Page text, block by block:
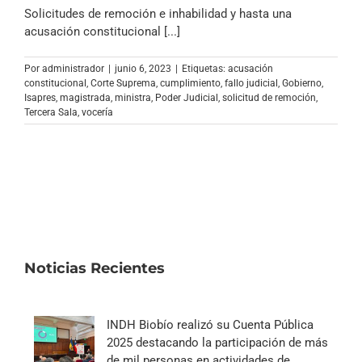
Archivo Sonoro
Solicitudes de remoción e inhabilidad y hasta una
acusación constitucional [...]
Por administrador | junio 6, 2023 | Etiquetas: acusación
constitucional Corte Suprema cumplimiento fallo judicial Gobierno
Isapres magistrada ministra Poder Judicial solicitud de remoción
Tercera Sala vocería
Noticias Recientes
INDH Biobío realizó su Cuenta Pública
2025 destacando la participación de más